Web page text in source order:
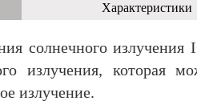
Характеристики
солнечного
излучения, которая
излучение.